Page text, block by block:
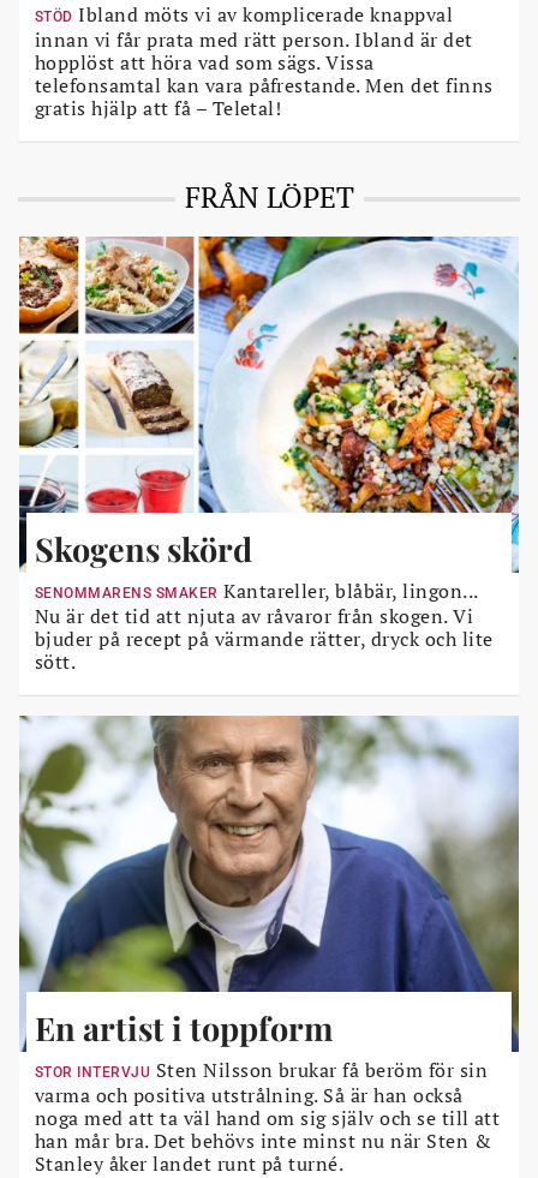
STÖD Ibland möts vi av komplicerade knappval
innan vi får prata med rätt person. Ibland är det
hopplöst att höra vad som sägs. Vissa
telefonsamtal kan vara påfrestande. Men det finns
gratis hjälp att få – Teletal!
FRÅN LÖPET
Skogens skörd
SENOMMARENS SMAKER Kantareller, blåbär, lingon...
Nu är det tid att njuta av råvaror från skogen. Vi
bjuder på recept på värmande rätter, dryck och lite
sött.
En artist i toppform
STOR INTERVJU Sten Nilsson brukar få beröm för sin
varma och positiva utstrålning. Så är han också
noga med att ta väl hand om sig själv och se till att
han mår bra. Det behövs inte minst nu när Sten &
Stanley åker landet runt på turné.